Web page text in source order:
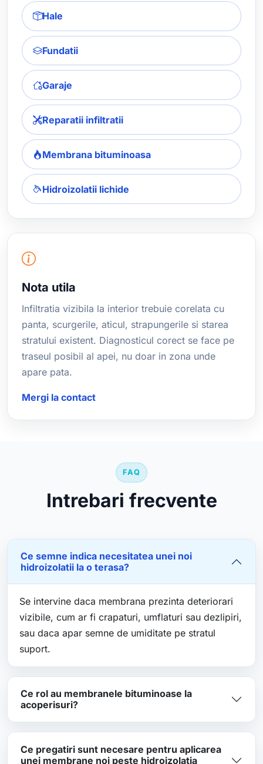
Hale
Fundatii
Garaje
Reparatii infiltratii
Membrana bituminoasa
Hidroizolatii lichide
Nota utila
Infiltratia vizibila la interior trebuie corelata cu
panta, scurgerile, aticul, strapungerile si starea
stratului existent. Diagnosticul corect se face pe
traseul posibil al apei, nu doar in zona unde
apare pata.
Mergi la contact
FAQ
Intrebari frecvente
Ce semne indica necesitatea unei noi
hidroizolatii la o terasa?
Se intervine daca membrana prezinta deteriorari
vizibile, cum ar fi crapaturi, umflaturi sau dezlipiri,
sau daca apar semne de umiditate pe stratul
suport.
Ce rol au membranele bituminoase la
acoperisuri?
Ce pregatiri sunt necesare pentru aplicarea
unei membrane noi peste hidroizolatia